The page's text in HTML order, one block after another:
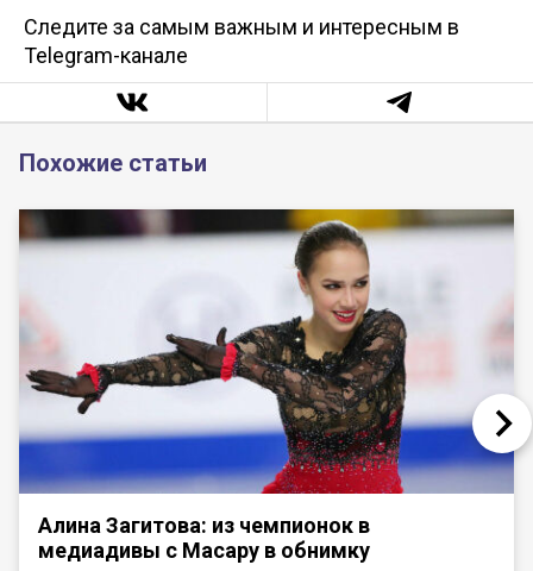
Следите за самым важным и интересным в
Telegram-канале
Похожие статьи
Алина Загитова: из чемпионок в
медиадивы с Масару в обнимку